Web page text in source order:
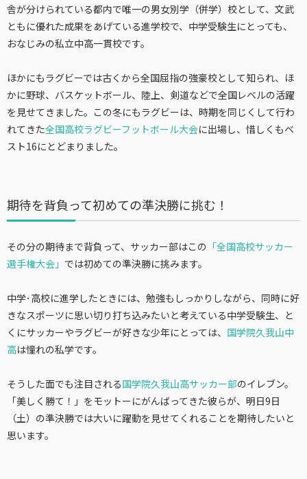
舎が分けられている都内で唯一の男女別学（併学）校として、文武
ともに優れた成果をあげている進学校で、中学受験生にとっても、
おなじみの私立中高一貫校です。
ほかにもラグビーでは古くから全国屈指の強豪校として知られ、ほ
かに野球、バスケットボール、陸上、剣道などで全国レベルの活躍
を見せてきました。この冬にもラグビーは、時期を同じくして行わ
れてきた全国高校ラグビーフットボール大会に出場し、惜しくもベ
スト16にとどまりました。
期待を背負って初めての準決勝に挑む！
その分の期待まで背負って、サッカー部はこの 「全国高校サッカー
選手権大会」 では初めての準決勝に挑みます。
中学･高校に進学したときには、勉強もしっかりしながら、同時に好
きなスポーツに思い切り打ち込みたいと考えている中学受験生、と
くにサッカーやラグビーが好きな少年にとっては、 国学院久我山中
高は憧れの私学です。
そうした面でも注目される国学院久我山高サッカー部のイレブン。
「美しく勝て！」をモットーにがんばってきた彼らが、明日9日
（土）の準決勝では大いに躍動を見せてくれることを期待したいと
思います。